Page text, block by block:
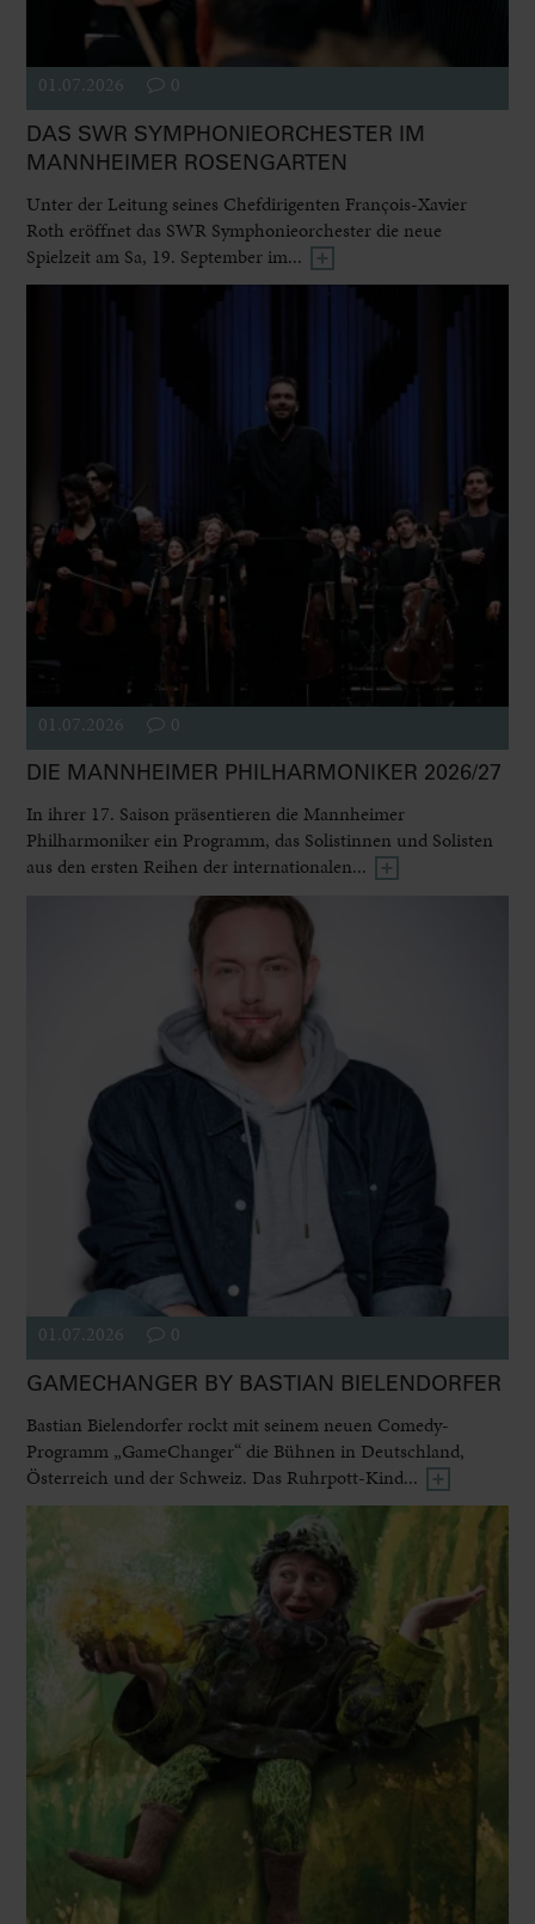
01.07.2026 0
DAS SWR SYMPHONIEORCHESTER IM
MANNHEIMER ROSENGARTEN
Unter der Leitung seines Chefdirigenten François-Xavier
Roth eröffnet das SWR Symphonieorchester die neue
Spielzeit am Sa, 19. September im...
01.07.2026 0
DIE MANNHEIMER PHILHARMONIKER 2026/27
In ihrer 17. Saison präsentieren die Mannheimer
Philharmoniker ein Programm, das Solistinnen und Solisten
aus den ersten Reihen der internationalen...
01.07.2026 0
GAMECHANGER BY BASTIAN BIELENDORFER
Bastian Bielendorfer rockt mit seinem neuen Comedy-
Programm „GameChanger“ die Bühnen in Deutschland,
Österreich und der Schweiz. Das Ruhrpott-Kind...